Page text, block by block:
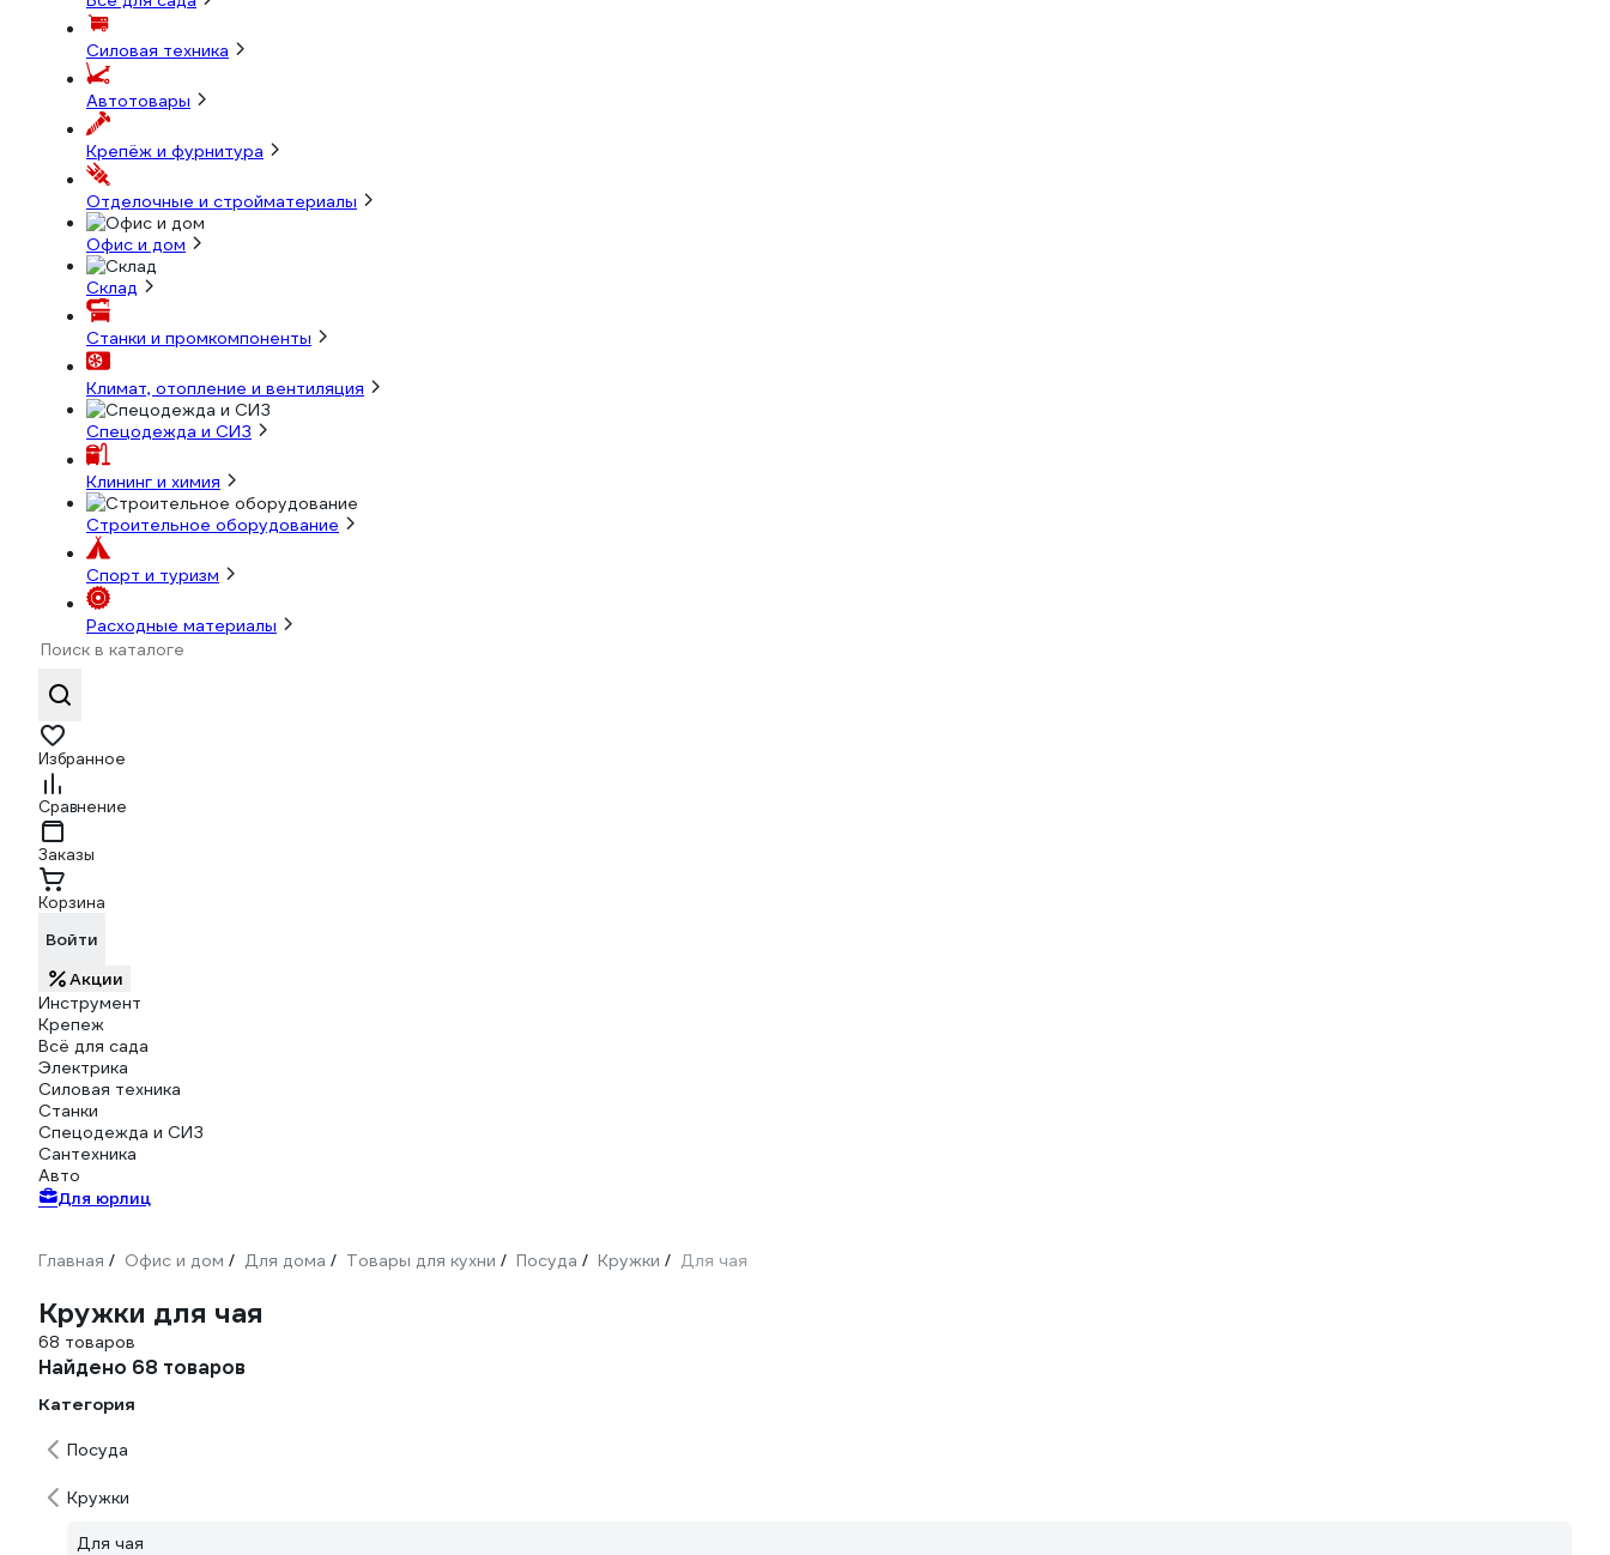
Силовая техника
Автотовары
Крепёж и фурнитура
Отделочные и стройматериалы
Офис и дом
Склад
Станки и промкомпоненты
Климат, отопление и вентиляция
Спецодежда и СИЗ
Клининг и химия
Строительное оборудование
Спорт и туризм
Расходные материалы
Избранное
Сравнение
Заказы
Корзина
Войти
Акции
Инструмент
Крепеж
Всё для сада
Электрика
Силовая техника
Станки
Спецодежда и СИЗ
Сантехника
Авто
Для юрлиц
Главная / Офис и дом / Для дома / Товары для кухни / Посуда / Кружки / Для чая
Кружки для чая
68 товаров
Найдено 68 товаров
Категория
Посуда
Кружки
Для чая